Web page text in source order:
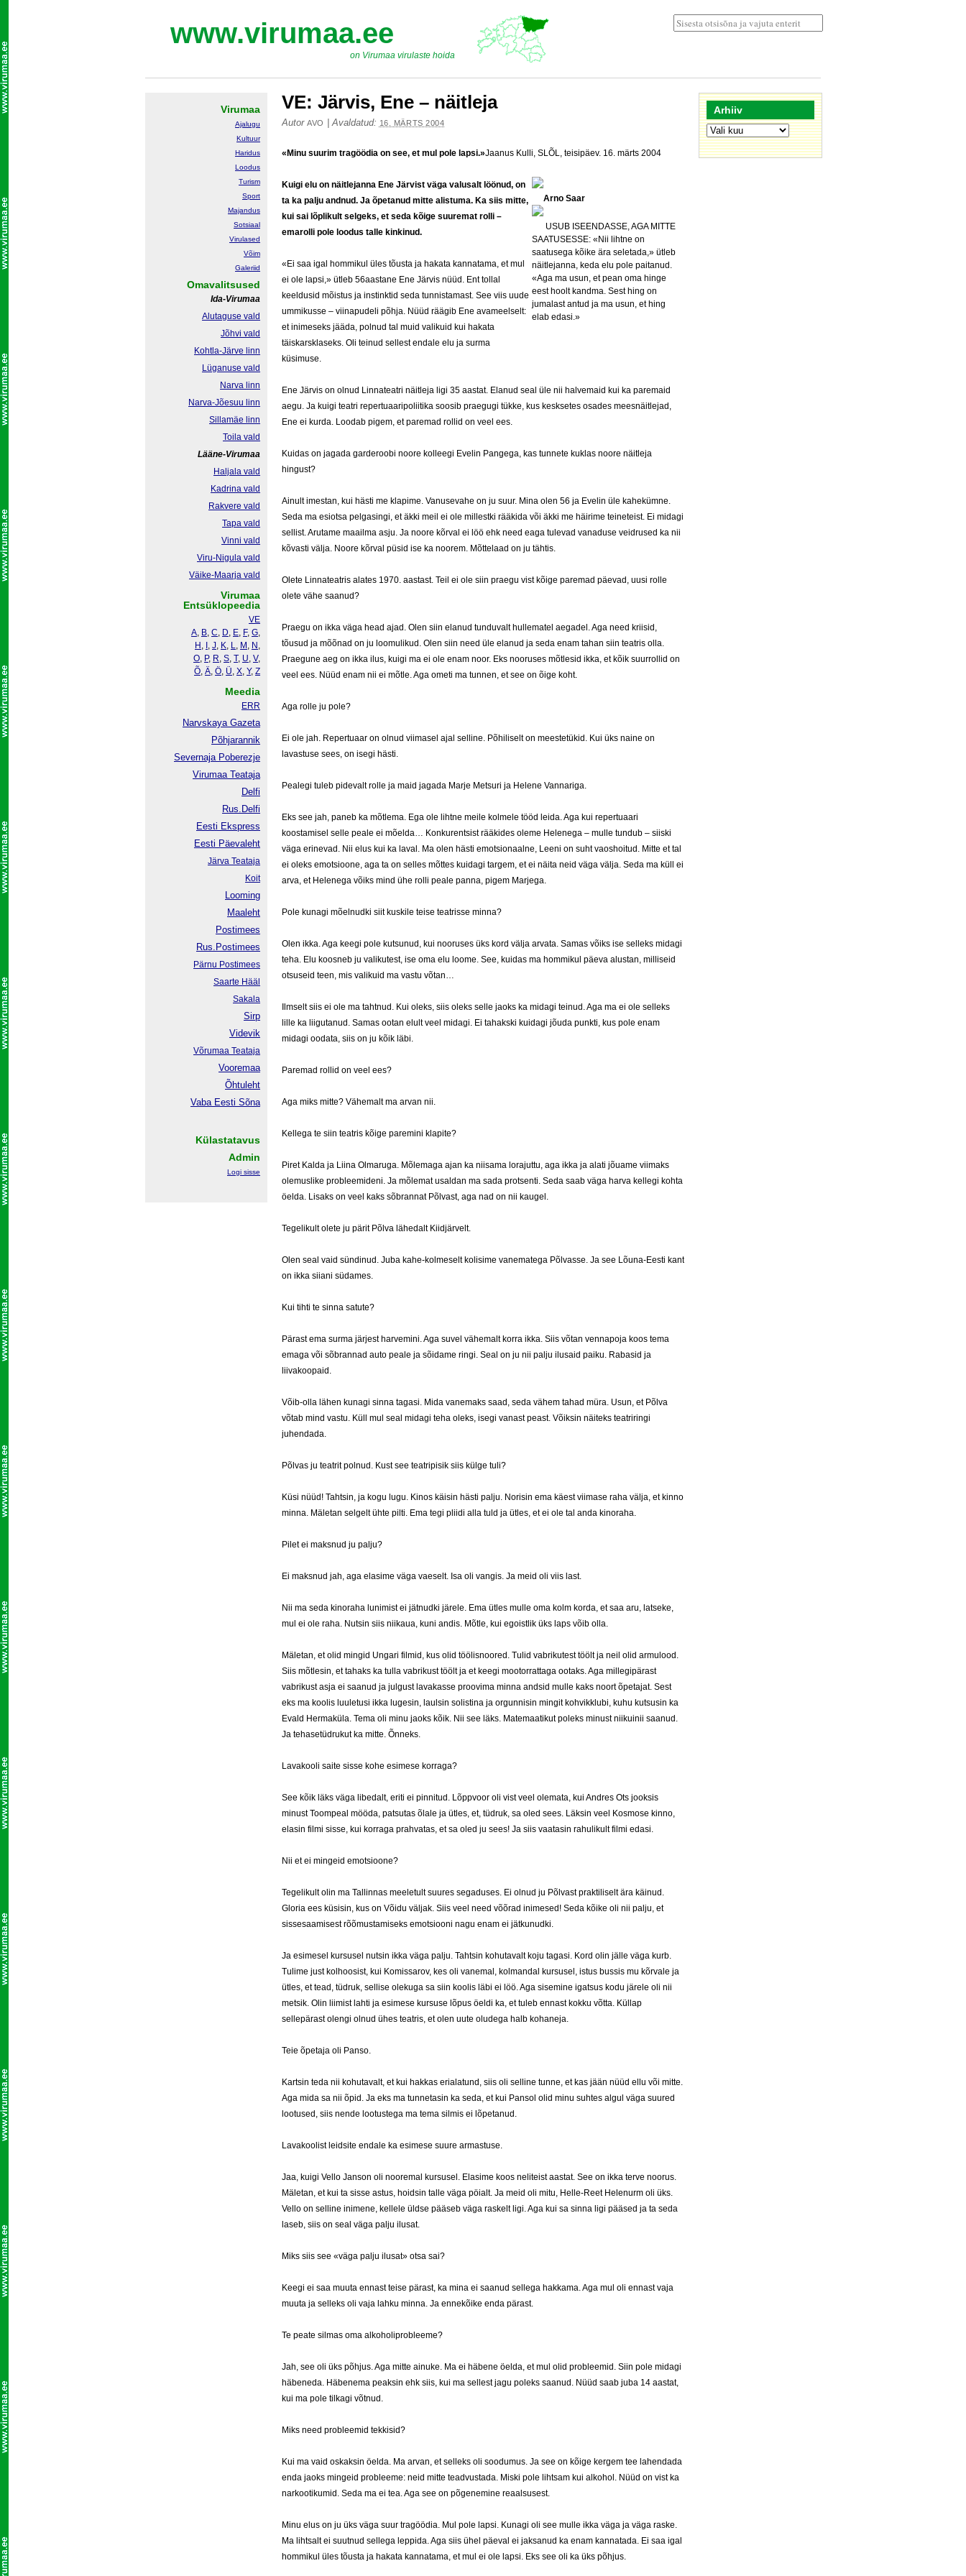
www.virumaa.ee
on Virumaa virulaste hoida
VE: Järvis, Ene – näitleja
Autor AVO |Avaldatud: 16. MÄRTS 2004
«Minu suurim tragöödia on see, et mul pole lapsi.»Jaanus Kulli, SLÕL, teisipäev. 16. märts 2004
Arno Saar
USUB ISEENDASSE, AGA MITTE
SAATUSESSE: «Nii lihtne on
saatusega kõike ära seletada,» ütleb
näitlejanna, keda elu pole paitanud.
«Aga ma usun, et pean oma hinge
eest hoolt kandma. Sest hing on
jumalast antud ja ma usun, et hing
elab edasi.»
Kuigi elu on näitlejanna Ene Järvist väga valusalt löönud, on
ta ka palju andnud. Ja õpetanud mitte alistuma. Ka siis mitte,
kui sai lõplikult selgeks, et seda kõige suuremat rolli –
emarolli pole loodus talle kinkinud.
«Ei saa igal hommikul üles tõusta ja hakata kannatama, et mul
ei ole lapsi,» ütleb 56aastane Ene Järvis nüüd. Ent tollal
keeldusid mõistus ja instinktid seda tunnistamast. See viis uude
ummikusse – viinapudeli põhja. Nüüd räägib Ene avameelselt:
et inimeseks jääda, polnud tal muid valikuid kui hakata
täiskarsklaseks. Oli teinud sellest endale elu ja surma
küsimuse.
Ene Järvis on olnud Linnateatri näitleja ligi 35 aastat. Elanud seal üle nii halvemaid kui ka paremaid
aegu. Ja kuigi teatri repertuaaripoliitika soosib praegugi tükke, kus kesksetes osades meesnäitlejad,
Ene ei kurda. Loodab pigem, et paremad rollid on veel ees.
Kuidas on jagada garderoobi noore kolleegi Evelin Pangega, kas tunnete kuklas noore näitleja
hingust?
Ainult imestan, kui hästi me klapime. Vanusevahe on ju suur. Mina olen 56 ja Evelin üle kahekümne.
Seda ma esiotsa pelgasingi, et äkki meil ei ole millestki rääkida või äkki me häirime teineteist. Ei midagi
sellist. Arutame maailma asju. Ja noore kõrval ei löö ehk need eaga tulevad vanaduse veidrused ka nii
kõvasti välja. Noore kõrval püsid ise ka noorem. Mõttelaad on ju tähtis.
Olete Linnateatris alates 1970. aastast. Teil ei ole siin praegu vist kõige paremad päevad, uusi rolle
olete vähe saanud?
Praegu on ikka väga head ajad. Olen siin elanud tunduvalt hullematel aegadel. Aga need kriisid,
tõusud ja mõõnad on ju loomulikud. Olen siin need üle elanud ja seda enam tahan siin teatris olla.
Praegune aeg on ikka ilus, kuigi ma ei ole enam noor. Eks nooruses mõtlesid ikka, et kõik suurrollid on
veel ees. Nüüd enam nii ei mõtle. Aga ometi ma tunnen, et see on õige koht.
Aga rolle ju pole?
Ei ole jah. Repertuaar on olnud viimasel ajal selline. Põhiliselt on meestetükid. Kui üks naine on
lavastuse sees, on isegi hästi.
Pealegi tuleb pidevalt rolle ja maid jagada Marje Metsuri ja Helene Vannariga.
Eks see jah, paneb ka mõtlema. Ega ole lihtne meile kolmele tööd leida. Aga kui repertuaari
koostamisel selle peale ei mõelda… Konkurentsist rääkides oleme Helenega – mulle tundub – siiski
väga erinevad. Nii elus kui ka laval. Ma olen hästi emotsionaalne, Leeni on suht vaoshoitud. Mitte et tal
ei oleks emotsioone, aga ta on selles mõttes kuidagi targem, et ei näita neid väga välja. Seda ma küll ei
arva, et Helenega võiks mind ühe rolli peale panna, pigem Marjega.
Pole kunagi mõelnudki siit kuskile teise teatrisse minna?
Olen ikka. Aga keegi pole kutsunud, kui nooruses üks kord välja arvata. Samas võiks ise selleks midagi
teha. Elu koosneb ju valikutest, ise oma elu loome. See, kuidas ma hommikul päeva alustan, milliseid
otsuseid teen, mis valikuid ma vastu võtan…
Ilmselt siis ei ole ma tahtnud. Kui oleks, siis oleks selle jaoks ka midagi teinud. Aga ma ei ole selleks
lille ka liigutanud. Samas ootan elult veel midagi. Ei tahakski kuidagi jõuda punkti, kus pole enam
midagi oodata, siis on ju kõik läbi.
Paremad rollid on veel ees?
Aga miks mitte? Vähemalt ma arvan nii.
Kellega te siin teatris kõige paremini klapite?
Piret Kalda ja Liina Olmaruga. Mõlemaga ajan ka niisama lorajuttu, aga ikka ja alati jõuame viimaks
olemuslike probleemideni. Ja mõlemat usaldan ma sada protsenti. Seda saab väga harva kellegi kohta
öelda. Lisaks on veel kaks sõbrannat Põlvast, aga nad on nii kaugel.
Tegelikult olete ju pärit Põlva lähedalt Kiidjärvelt.
Olen seal vaid sündinud. Juba kahe-kolmeselt kolisime vanematega Põlvasse. Ja see Lõuna-Eesti kant
on ikka siiani südames.
Kui tihti te sinna satute?
Pärast ema surma järjest harvemini. Aga suvel vähemalt korra ikka. Siis võtan vennapoja koos tema
emaga või sõbrannad auto peale ja sõidame ringi. Seal on ju nii palju ilusaid paiku. Rabasid ja
liivakoopaid.
Võib-olla lähen kunagi sinna tagasi. Mida vanemaks saad, seda vähem tahad müra. Usun, et Põlva
võtab mind vastu. Küll mul seal midagi teha oleks, isegi vanast peast. Võiksin näiteks teatriringi
juhendada.
Põlvas ju teatrit polnud. Kust see teatripisik siis külge tuli?
Küsi nüüd! Tahtsin, ja kogu lugu. Kinos käisin hästi palju. Norisin ema käest viimase raha välja, et kinno
minna. Mäletan selgelt ühte pilti. Ema tegi pliidi alla tuld ja ütles, et ei ole tal anda kinoraha.
Pilet ei maksnud ju palju?
Ei maksnud jah, aga elasime väga vaeselt. Isa oli vangis. Ja meid oli viis last.
Nii ma seda kinoraha lunimist ei jätnudki järele. Ema ütles mulle oma kolm korda, et saa aru, latseke,
mul ei ole raha. Nutsin siis niikaua, kuni andis. Mõtle, kui egoistlik üks laps võib olla.
Mäletan, et olid mingid Ungari filmid, kus olid töölisnoored. Tulid vabrikutest töölt ja neil olid armulood.
Siis mõtlesin, et tahaks ka tulla vabrikust töölt ja et keegi mootorrattaga ootaks. Aga millegipärast
vabrikust asja ei saanud ja julgust lavakasse proovima minna andsid mulle kaks noort õpetajat. Sest
eks ma koolis luuletusi ikka lugesin, laulsin solistina ja orgunnisin mingit kohvikklubi, kuhu kutsusin ka
Evald Hermaküla. Tema oli minu jaoks kõik. Nii see läks. Matemaatikut poleks minust niikuinii saanud.
Ja tehasetüdrukut ka mitte. Õnneks.
Lavakooli saite sisse kohe esimese korraga?
See kõik läks väga libedalt, eriti ei pinnitud. Lõppvoor oli vist veel olemata, kui Andres Ots jooksis
minust Toompeal mööda, patsutas õlale ja ütles, et, tüdruk, sa oled sees. Läksin veel Kosmose kinno,
elasin filmi sisse, kui korraga prahvatas, et sa oled ju sees! Ja siis vaatasin rahulikult filmi edasi.
Nii et ei mingeid emotsioone?
Tegelikult olin ma Tallinnas meeletult suures segaduses. Ei olnud ju Põlvast praktiliselt ära käinud.
Gloria ees küsisin, kus on Võidu väljak. Siis veel need võõrad inimesed! Seda kõike oli nii palju, et
sissesaamisest rõõmustamiseks emotsiooni nagu enam ei jätkunudki.
Ja esimesel kursusel nutsin ikka väga palju. Tahtsin kohutavalt koju tagasi. Kord olin jälle väga kurb.
Tulime just kolhoosist, kui Komissarov, kes oli vanemal, kolmandal kursusel, istus bussis mu kõrvale ja
ütles, et tead, tüdruk, sellise olekuga sa siin koolis läbi ei löö. Aga sisemine igatsus kodu järele oli nii
metsik. Olin liimist lahti ja esimese kursuse lõpus öeldi ka, et tuleb ennast kokku võtta. Küllap
sellepärast olengi olnud ühes teatris, et olen uute oludega halb kohaneja.
Teie õpetaja oli Panso.
Kartsin teda nii kohutavalt, et kui hakkas erialatund, siis oli selline tunne, et kas jään nüüd ellu või mitte.
Aga mida sa nii õpid. Ja eks ma tunnetasin ka seda, et kui Pansol olid minu suhtes algul väga suured
lootused, siis nende lootustega ma tema silmis ei lõpetanud.
Lavakoolist leidsite endale ka esimese suure armastuse.
Jaa, kuigi Vello Janson oli nooremal kursusel. Elasime koos neliteist aastat. See on ikka terve noorus.
Mäletan, et kui ta sisse astus, hoidsin talle väga pöialt. Ja meid oli mitu, Helle-Reet Helenurm oli üks.
Vello on selline inimene, kellele üldse pääseb väga raskelt ligi. Aga kui sa sinna ligi pääsed ja ta seda
laseb, siis on seal väga palju ilusat.
Miks siis see «väga palju ilusat» otsa sai?
Keegi ei saa muuta ennast teise pärast, ka mina ei saanud sellega hakkama. Aga mul oli ennast vaja
muuta ja selleks oli vaja lahku minna. Ja ennekõike enda pärast.
Te peate silmas oma alkoholiprobleeme?
Jah, see oli üks põhjus. Aga mitte ainuke. Ma ei häbene öelda, et mul olid probleemid. Siin pole midagi
häbeneda. Häbenema peaksin ehk siis, kui ma sellest jagu poleks saanud. Nüüd saab juba 14 aastat,
kui ma pole tilkagi võtnud.
Miks need probleemid tekkisid?
Kui ma vaid oskaksin öelda. Ma arvan, et selleks oli soodumus. Ja see on kõige kergem tee lahendada
enda jaoks mingeid probleeme: neid mitte teadvustada. Miski pole lihtsam kui alkohol. Nüüd on vist ka
narkootikumid. Seda ma ei tea. Aga see on põgenemine reaalsusest.
Minu elus on ju üks väga suur tragöödia. Mul pole lapsi. Kunagi oli see mulle ikka väga ja väga raske.
Ma lihtsalt ei suutnud sellega leppida. Aga siis ühel päeval ei jaksanud ka enam kannatada. Ei saa igal
hommikul üles tõusta ja hakata kannatama, et mul ei ole lapsi. Eks see oli ka üks põhjus.
Virumaa
Ajalugu
Kultuur
Haridus
Loodus
Turism
Sport
Majandus
Sotsiaal
Virulased
Võim
Galeriid
Omavalitsused
Ida-Virumaa
Alutaguse vald
Jõhvi vald
Kohtla-Järve linn
Lüganuse vald
Narva linn
Narva-Jõesuu linn
Sillamäe linn
Toila vald
Lääne-Virumaa
Haljala vald
Kadrina vald
Rakvere vald
Tapa vald
Vinni vald
Viru-Nigula vald
Väike-Maarja vald
Virumaa
Entsüklopeedia
VE
A, B, C, D, E, F, G,
H , , J, K, L, M , N ,
O, P, R, S, T, U, V,
Õ, Ä, Ö, Ü, X, Y, Z
Meedia
ERR
Narvskaya Gazeta
Põhjarannik
Severnaja Poberezje
Virumaa Teataja
Delfi
Rus.Delfi
Eesti Ekspress
Eesti Päevaleht
Järva Teataja
Koit
Looming
Maaleht
Postimees
Rus.Postimees
Pärnu Postimees
Saarte Hääl
Sakala
Sirp
Videvik
Võrumaa Teataja
Vooremaa
Õhtuleht
Vaba Eesti Sõna
Külastatavus
Admin
Logi sisse
Arhiiv
Arhiiv